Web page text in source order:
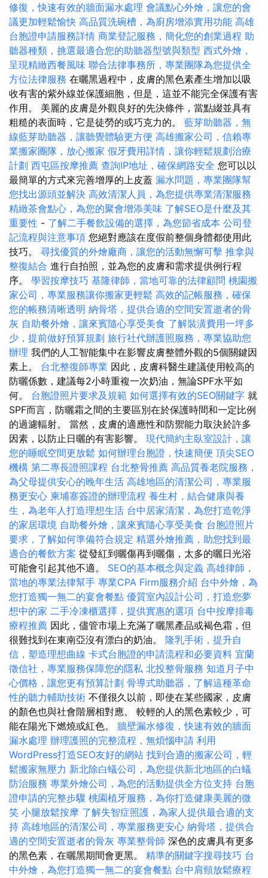
修復，快速有效的牆面漏水處理 會議點心外燴，讓您的會
議更加輕鬆愉快 高品質洗碗槽，為廚房增添實用功能 高雄
台胞證申請服務詳情 商業登記服務，簡化您的創業過程 助
聽器種類，挑選最適合您的助聽器型號與類型 西式外燴，
呈現精緻西餐風味 聯合法律事務所，專業團隊為您提供全
方位法律服務 在曬黑過程中，皮膚的黑色素產生增加以吸
收有害的紫外線並保護細胞，但是，這並不能完全保護有害
作用。 美麗的皮膚是外觀良好的先決條件，當點綴並具有
粗糙的表面時，它是徒勞的或巧克力的。 藍芽助聽器，無
線藍芽助聽器，讓聽覺體驗更方便 高雄搬家公司，信賴專
業搬家團隊，放心搬家 假牙費用詳情，讓你輕鬆規劃治療
計劃 西屯區按摩推薦 查詢IP地址，確保網路安全 您可以以
最簡單的方式來完善增厚的上皮蓋 漏水問題，專業團隊幫
您找出源頭並解決 高效清潔人員，為您提供專業清潔服務
精緻茶會點心，為您的聚會增添美味 了解SEO是什麼及其
重要性 - 了解二手餐飲設備的選擇，為您節省成本 公司登
記流程與注意事項 您絕對應該在度假前整個身體都使用此
技巧。 尋找優質的外燴廠商，讓您的活動無懈可擊 推拿與
整復結合 進行自拍照，並為您的皮膚和需求提供例行程
序。 學習按摩技巧 基隆律師，當地可靠的法律顧問 桃園搬
家公司，專業服務讓你搬家更輕鬆 高效的記帳服務，確保
您的帳務清晰透明 納骨塔，提供合適的空間安置逝者的骨
灰 自助餐外燴，讓來賓隨心享受美食 了解裝潢費用一坪多
少，提前做好預算規劃 旅行社代辦護照服務，專業協助您
辦理 我們的人工智能集中在影響皮膚整體外觀的5個關鍵因
素上。 台北整復師專業 因此，皮膚科醫生建議使用較高的
防曬係數，建議每2小時重複一次奶油，無論SPF水平如
何。 台胞證照片要求及規範 如何選擇有效的SEO關鍵字 就
SPF而言，防曬霜之間的主要區別在於保護時間和一定比例
的過濾輻射。 當然，皮膚的適應性和防禦能力取決於許多
因素，以防止日曬的有害影響。 現代簡約主臥室設計，讓
您的睡眠空間更放鬆 如何辦理台胞證，快速簡便 頂尖SEO
機構 第二專長證照課程 台北整骨推薦 高品質養老院服務，
為父母提供安心的晚年生活 高雄地區的清潔公司，專業服
務更安心 柬埔寨簽證的辦理流程 養生村，結合健康與養
生，為老年人打造理想生活 台中居家清潔，為您打造乾淨
的家居環境 自助餐外燴，讓來賓隨心享受美食 台胞證照片
要求，了解如何準備符合規定 精選外燴推薦，助您找到最
適合的餐飲方案 從發紅到曬傷再到曬傷，太多的曬日光浴
可能會引起其他不適。 SEO的基本概念與定義 高雄律師，
當地的專業法律幫手 專業CPA Firm服務介紹 台中外燴，為
您打造獨一無二的宴會餐點 優質室內設計公司，打造您夢
想中的家 二手冷凍櫃選擇，提供實惠的選項 台中按摩排毒
療程推薦 因此，儘管市場上充滿了曬黑產品或褐色霜，但
很難找到在東南亞沒有漂白的奶油。 隆乳手術，提升自
信，塑造理想曲線 卡式台胞證的申請流程和必要資料 宜蘭
徵信社，專業服務保障您的隱私 北投整骨服務 知道月子中
心價格，讓您更有預算計劃 骨導式助聽器，了解這種革命
性的聽力輔助技術 不僅很久以前，即使在某些國家，皮膚
的顏色也與社會階層相對應。 較輕的人的黑色素較少，可
能在陽光下燃燒或紅色。 牆壁漏水修復，快速有效的牆面
漏水處理 辦理護照的完整流程，無煩惱申請 利用
WordPress打造SEO友好的網站 找到合適的搬家公司，輕
鬆搬家無壓力 新北除白蟻公司，為您提供新北地區的白蟻
防治服務 專業外燴公司，為您的活動提供全方位支持 台胞
證申請的完整步驟 桃園植牙服務，為你打造健康美麗的微
笑 小腿放鬆按摩 了解失智症照護，為家人提供最合適的支
持 高雄地區的清潔公司，專業服務更安心 納骨塔，提供合
適的空間安置逝者的骨灰 專業整骨師 深色的皮膚具有更多
的黑色素，在曬黑期間會更黑。 精準的關鍵字搜尋技巧 台
中外燴，為您打造獨一無二的宴會餐點 台中肩頸放鬆療程